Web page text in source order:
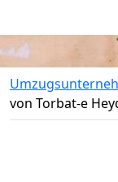
von Torbat-e